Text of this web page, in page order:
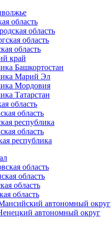
область
область
область
область
край
Башкортостан
Марий Эл
Мордовия
Татарстан
область
область
республика
область
республика
область
область
область
область
автономный округ
автономный округ